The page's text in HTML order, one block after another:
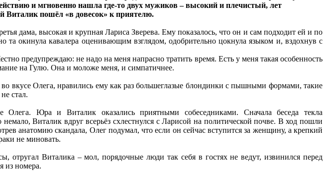
и мгновенно нашла где-то двух мужиков – высокий и плечистый, лет
Виталик пошёл «в довесок» к приятелю.
дама, высокая и крупная Лариса Зверева. Ему показалось, что он и сам подходит ей и по
та окинула кавалера оценивающим взглядом, одобрительно цокнула языком и, вздохнув с
предупреждаю: не надо на меня напрасно тратить время. Есть у меня такая особенность
на Гулю. Она и моложе меня, и симпатичнее.
вкусе Олега, нравились ему как раз большеглазые блондинки с пышными формами, такие
стал.
Олега. Юра и Виталик оказались приятными собеседниками. Сначала беседа текла
Виталик вдруг всерьёз схлестнулся с Ларисой на политической почве. В ход пошли
анатомию скандала, Олег подумал, что если он сейчас вступится за женщину, а крепкий
не миновать.
отругал Виталика – мол, порядочные люди так себя в гостях не ведут, извинился перед
из номера.